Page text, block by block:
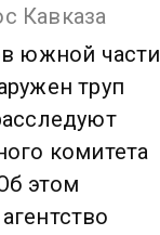
Кавказа
южной части
труп
комитета
этом